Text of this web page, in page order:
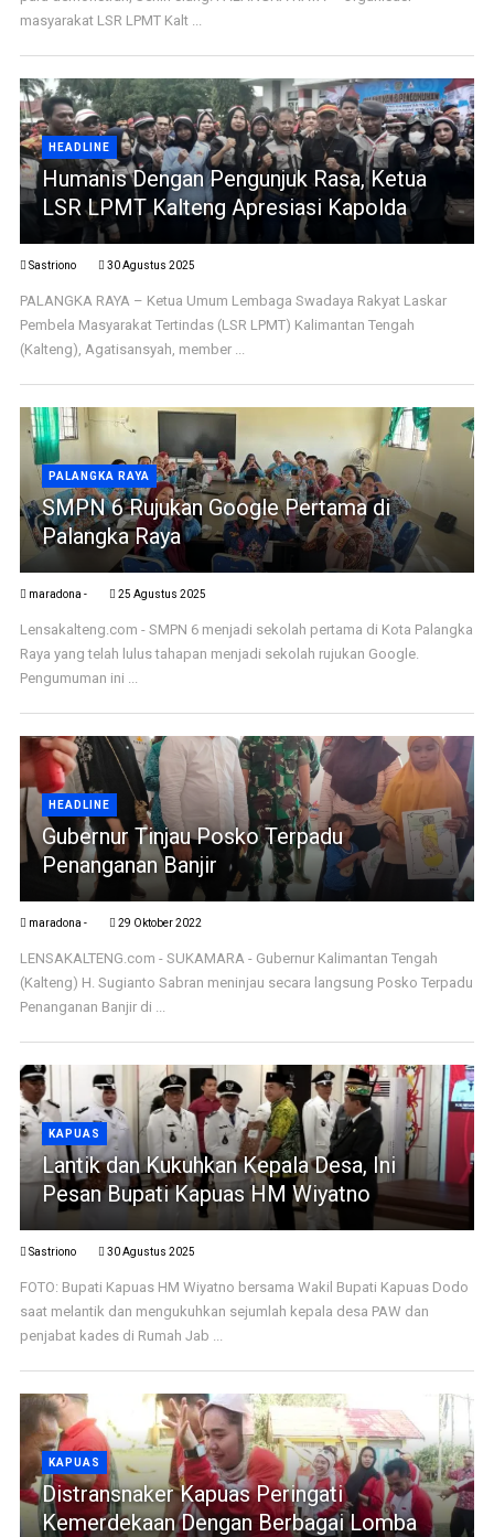
masyarakat LSR LPMT Kalt ...
HEADLINE
Humanis Dengan Pengunjuk Rasa, Ketua
LSR LPMT Kalteng Apresiasi Kapolda
Sastriono 30 Agustus 2025
PALANGKA RAYA – Ketua Umum Lembaga Swadaya Rakyat Laskar
Pembela Masyarakat Tertindas (LSR LPMT) Kalimantan Tengah
(Kalteng), Agatisansyah, member ...
PALANGKA RAYA
SMPN 6 Rujukan Google Pertama di
Palangka Raya
maradona - 25 Agustus 2025
Lensakalteng.com - SMPN 6 menjadi sekolah pertama di Kota Palangka
Raya yang telah lulus tahapan menjadi sekolah rujukan Google.
Pengumuman ini ...
HEADLINE
Gubernur Tinjau Posko Terpadu
Penanganan Banjir
maradona - 29 Oktober 2022
LENSAKALTENG.com - SUKAMARA - Gubernur Kalimantan Tengah
(Kalteng) H. Sugianto Sabran meninjau secara langsung Posko Terpadu
Penanganan Banjir di ...
KAPUAS
Lantik dan Kukuhkan Kepala Desa, Ini
Pesan Bupati Kapuas HM Wiyatno
Sastriono 30 Agustus 2025
FOTO: Bupati Kapuas HM Wiyatno bersama Wakil Bupati Kapuas Dodo
saat melantik dan mengukuhkan sejumlah kepala desa PAW dan
penjabat kades di Rumah Jab ...
KAPUAS
Distransnaker Kapuas Peringati
Kemerdekaan Dengan Berbagai Lomba